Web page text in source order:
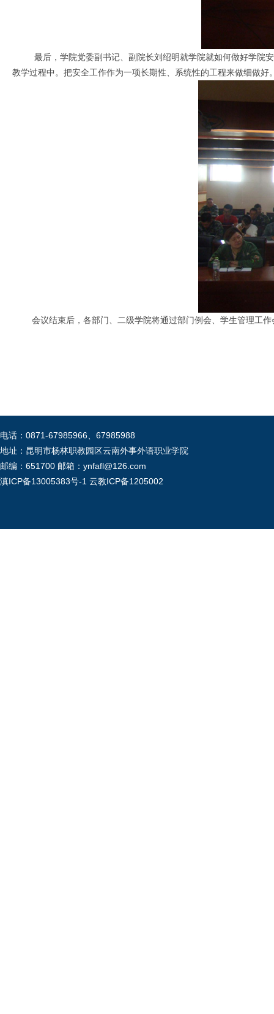
最后，学院党委副书记、副院长刘绍明就学院就如何做好学院安
教学过程中。把安全工作作为一项长期性、系统性的工程来做细做好
会议结束后，各部门、二级学院将通过部门例会、学生管理工作
电话：0871-67985966、67985988
地址：昆明市杨林职教园区云南外事外语职业学院
邮编：651700 邮箱：ynfafl@126.com
滇ICP备13005383号-1 云教ICP备1205002